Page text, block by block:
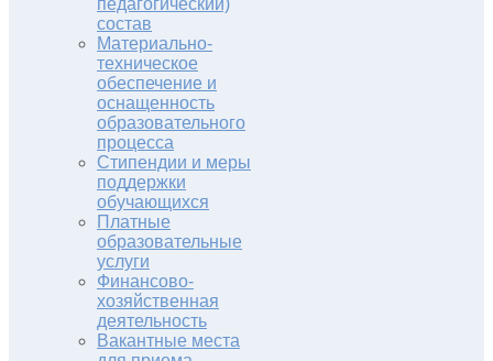
состав
Материально-
техническое
обеспечение и
оснащенность
образовательного
процесса
Стипендии и меры
поддержки
обучающихся
Платные
образовательные
услуги
Финансово-
хозяйственная
деятельность
Вакантные места